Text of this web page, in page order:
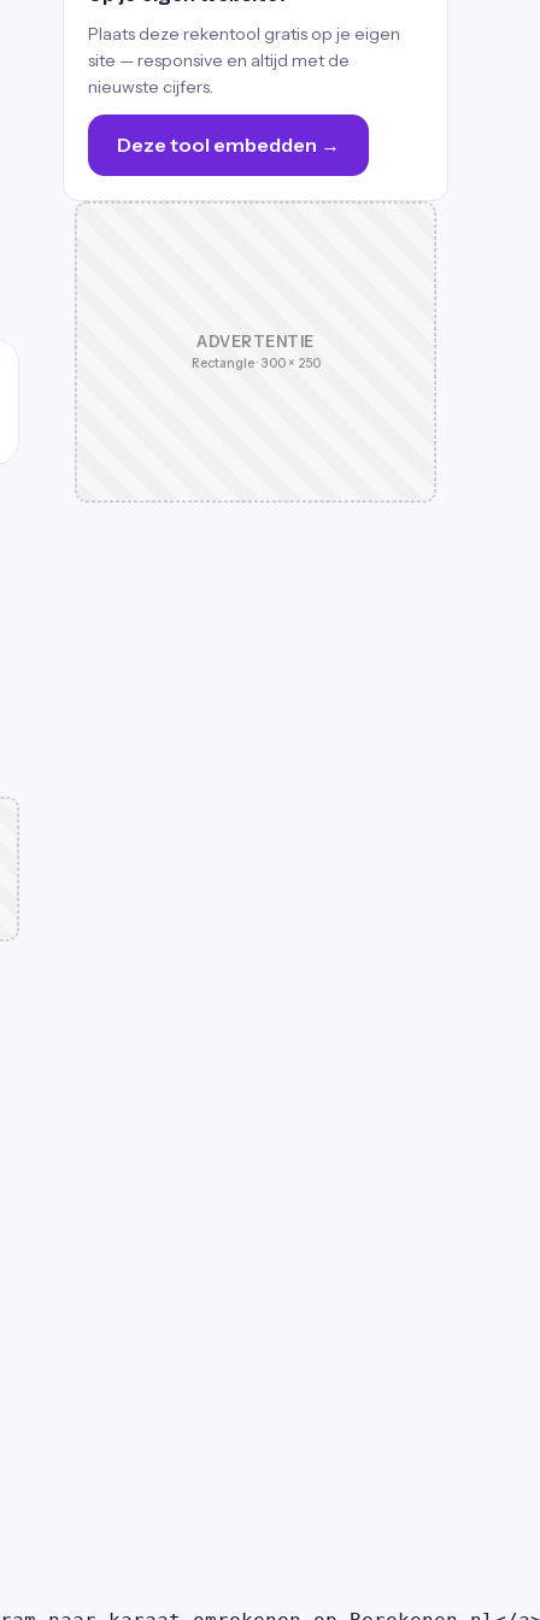
Plaats deze rekentool gratis op je eigen
site — responsive en altijd met de
nieuwste cijfers.
Deze tool embedden →
ADVERTENTIE
Rectangle · 300 × 250